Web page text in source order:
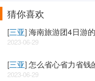
猜你喜欢
[三亚]海南旅游团4日游
2023-06-29
[三亚]怎么省心省力省钱
2023-06-29